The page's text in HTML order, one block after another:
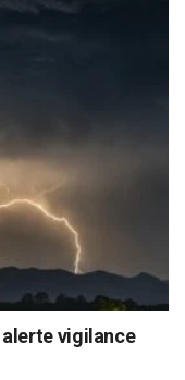
alerte vigilance